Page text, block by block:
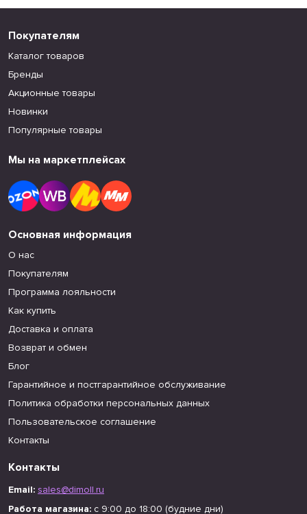
Покупателям
Каталог товаров
Бренды
Акционные товары
Новинки
Популярные товары
Мы на маркетплейсах
Основная информация
О нас
Покупателям
Программа лояльности
Как купить
Доставка и оплата
Возврат и обмен
Блог
Гарантийное и постгарантийное обслуживание
Политика обработки персональных данных
Пользовательское соглашение
Контакты
Контакты
Email: sales@dimoll.ru
Работа магазина: с 9:00 до 18:00 (будние дни)